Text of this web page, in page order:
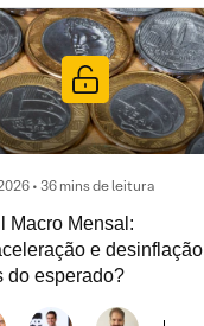
• 36 mins de leitura
Macro Mensal:
e desinflação
do esperado?